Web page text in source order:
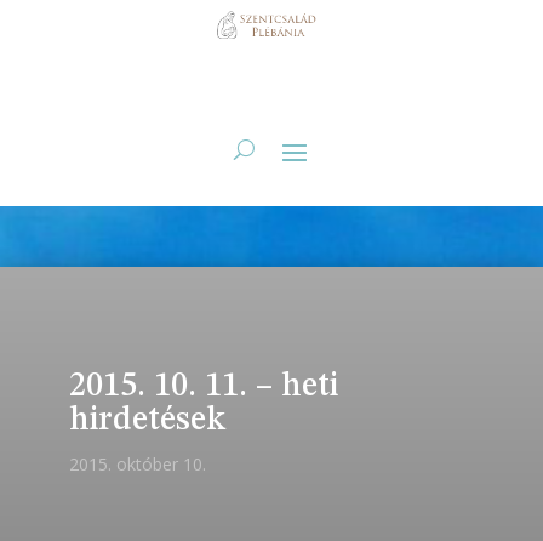
2015. 10. 11. – heti
hirdetések
2015. október 10.